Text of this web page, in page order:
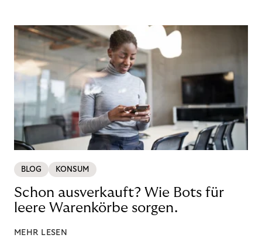
BLOG KONSUM
Schon ausverkauft? Wie Bots für
leere Warenkörbe sorgen.
MEHR LESEN